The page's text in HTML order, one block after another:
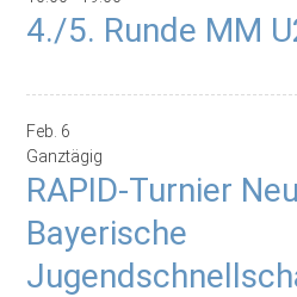
4./5. Runde MM
Feb. 6
Ganztägig
RAPID-Turnier
Bayerische